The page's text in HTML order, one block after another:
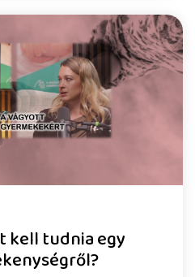
kell tudnia egy